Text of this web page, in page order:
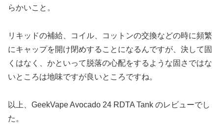
らかいこと。
リキッドの補給、コイル、コットンの交換などの時に頻繁
にキャップを開け閉めすることになるんですが、決して固
くはなく、かといって脱落の心配をするような固さではな
いところは地味ですが良いところですね。
以上、GeekVape Avocado 24 RDTA Tank のレビューでし
た。